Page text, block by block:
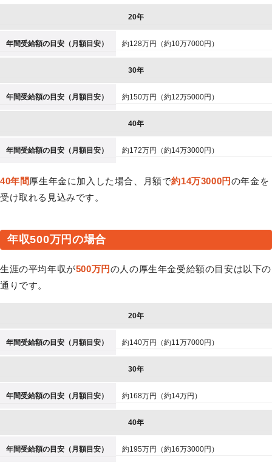
20年
年間受給額の目安（月額目安） 約128万円（約10万7000円）
30年
年間受給額の目安（月額目安） 約150万円（約12万5000円）
40年
年間受給額の目安（月額目安） 約172万円（約14万3000円）
40年間 厚生年金に加入した場合、月額で約14万3000円の年金を
受け取れる見込みです。
年収500万円の場合
生涯の平均年収が500万円の人の厚生年金受給額の目安は以下の
通りです。
20年
年間受給額の目安（月額目安） 約140万円（約11万7000円）
30年
年間受給額の目安（月額目安） 約168万円（約14万円）
40年
年間受給額の目安（月額目安） 約195万円（約16万3000円）